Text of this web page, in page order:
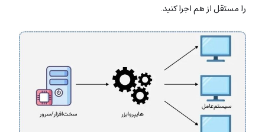
را مستقل از هم اجرا کنید.